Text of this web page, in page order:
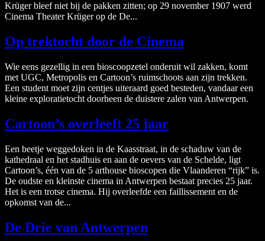
Krüger bleef niet bij de pakken zitten; op 29 november 1907 werd
Cinema Theater Krüger op de De...
Op trektocht door de Cinema
Wie eens gezellig in een bioscoopzetel onderuit wil zakken, komt
met UGC, Metropolis en Cartoon’s ruimschoots aan zijn trekken.
Een student moet zijn centjes uiteraard goed besteden, vandaar een
kleine exploratietocht doorheen de duistere zalen van Antwerpen.
Cartoon’s overleeft 25 jaar
Een beetje weggedoken in de Kaasstraat, in de schaduw van de
kathedraal en het stadhuis en aan de oevers van de Schelde, ligt
Cartoon’s, één van de 5 arthouse bioscopen die Vlaanderen “rijk” is.
De oudste en kleinste cinema in Antwerpen bestaat precies 25 jaar.
Het is een trotse cinema. Hij overleefde een faillissement en de
opkomst van de...
De Drie van Antwerpen